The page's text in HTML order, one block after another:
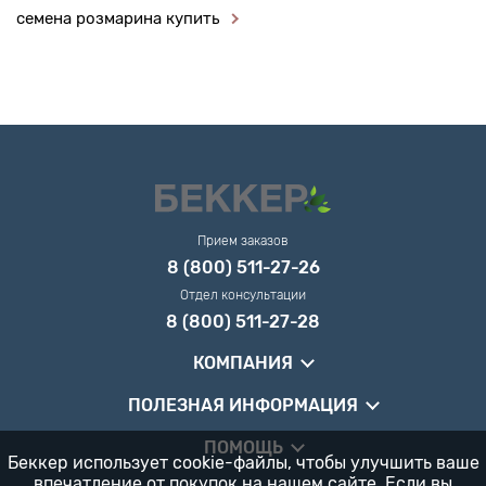
семена розмарина купить
Прием заказов
8 (800) 511-27-26
Отдел консультации
8 (800) 511-27-28
КОМПАНИЯ
ПОЛЕЗНАЯ ИНФОРМАЦИЯ
ПОМОЩЬ
Беккер использует cookie-файлы, чтобы улучшить ваше